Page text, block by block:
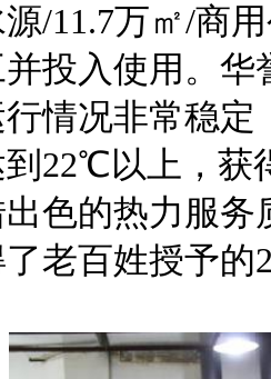
/11.7万㎡/商
投入使用。
情况非常稳
22℃以上，获
色的热力服务
老百姓授予的